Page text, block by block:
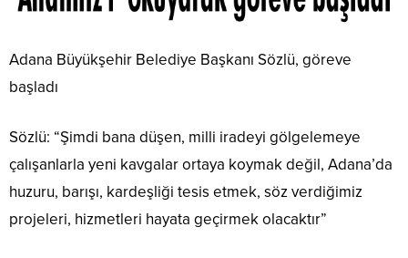
Adana Büyükşehir Belediye Başkanı Sözlü, göreve
başladı
Sözlü: “Şimdi bana düşen, milli iradeyi gölgelemeye
çalışanlarla yeni kavgalar ortaya koymak değil, Adana’da
huzuru, barışı, kardeşliği tesis etmek, söz verdiğimiz
projeleri, hizmetleri hayata geçirmek olacaktır”